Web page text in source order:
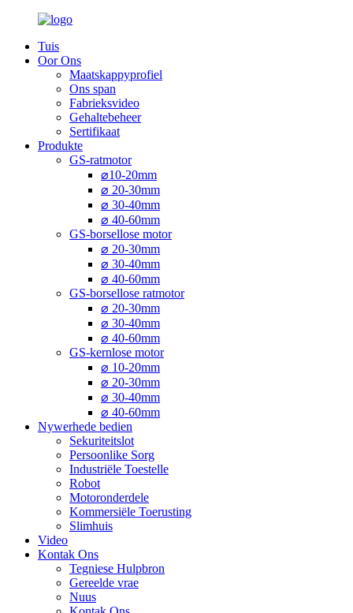
Tuis
Oor Ons
Maatskappyprofiel
Ons span
Fabrieksvideo
Gehaltebeheer
Sertifikaat
Produkte
GS-ratmotor
⌀10-20mm
⌀ 20-30mm
⌀ 30-40mm
⌀ 40-60mm
GS-borsellose motor
⌀ 20-30mm
⌀ 30-40mm
⌀ 40-60mm
GS-borsellose ratmotor
⌀ 20-30mm
⌀ 30-40mm
⌀ 40-60mm
GS-kernlose motor
⌀ 10-20mm
⌀ 20-30mm
⌀ 30-40mm
⌀ 40-60mm
Nywerhede bedien
Sekuriteitslot
Persoonlike Sorg
Industriële Toestelle
Robot
Motoronderdele
Kommersiële Toerusting
Slimhuis
Video
Kontak Ons
Tegniese Hulpbron
Gereelde vrae
Nuus